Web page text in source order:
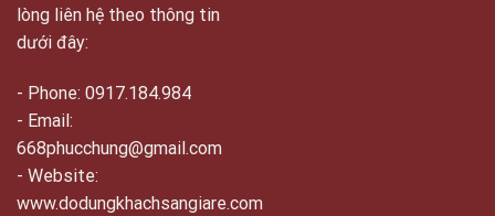
lòng liên hệ theo thông tin
dưới đây:
- Phone: 0917.184.984
- Email:
668phucchung@gmail.com
- Website:
www.dodungkhachsangiare.com